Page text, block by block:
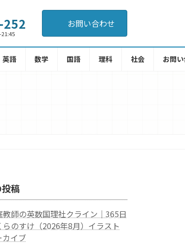
21:45
お問い合わせ
英語 数学 国語 理科 社会 お問
稿
教師の英数国理社クライン｜365日
らのすけ（2026年8月）イラスト
カイブ